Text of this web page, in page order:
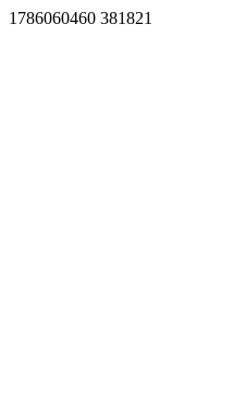
1786060460 381821